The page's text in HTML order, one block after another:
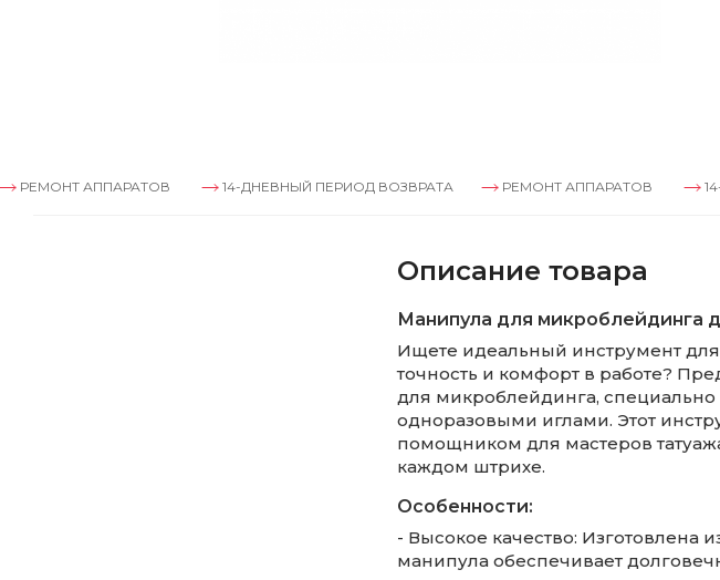
АППАРАТОВ 14-ДНЕВНЫЙ ПЕРИОД ВОЗВРАТА РЕМОНТ АППАРАТОВ 14-
Описание товара
Манипула для микроблейдинга
Ищете идеальный инструмент
точность и комфорт в работе?
для микроблейдинга,
одноразовыми иглами. Этот
помощником для мастеров
каждом штрихе.
Особенности:
- Высокое качество: Изготовлена
манипула обеспечивает